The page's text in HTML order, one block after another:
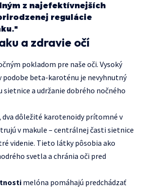
z najefektívnejších
regulácie
a zdravie očí
pokladom pre naše oči. Vysoký
podobe beta-karoténu je nevyhnutný
sietnice a udržanie dobrého nočného
dva dôležité karotenoidy prítomné v
v makule – centrálnej časti sietnice
videnie. Tieto látky pôsobia ako
svetla a chránia oči pred
melóna pomáhajú predchádzať